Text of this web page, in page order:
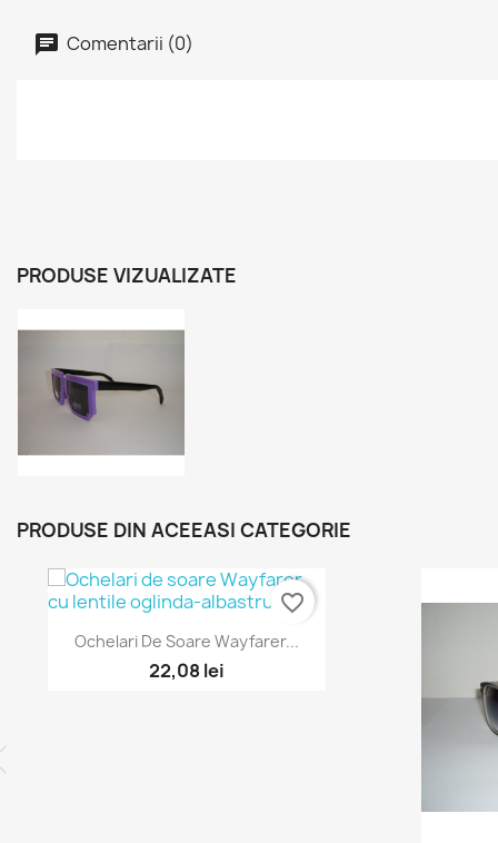
Comentarii (0)
PRODUSE VIZUALIZATE
PRODUSE DIN ACEEASI CATEGORIE
Ochelari De Soare Wayfarer...
22,08 lei
favorite_border